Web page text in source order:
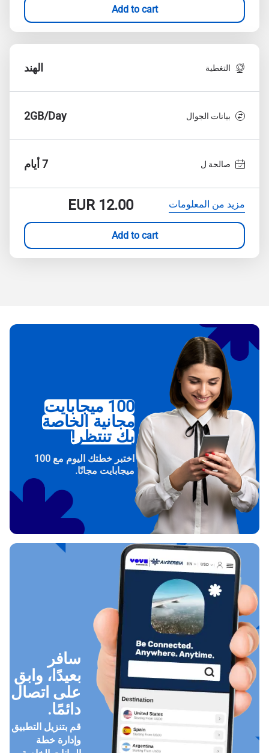
Add to cart
التغطية الهند
بيانات الجوال 2GB/Day
صالحة ل 7 أيام
مزيد من المعلومات EUR12.00
Add to cart
100 ميجابايت
مجانية الخاصة
بك تنتظر!
اختبر خطتك اليوم مع 100
ميجابايت مجانًا.
سافر
بعيدًا، وابق
على اتصال
دائمًا.
قم بتنزيل التطبيق
وإدارة خطة